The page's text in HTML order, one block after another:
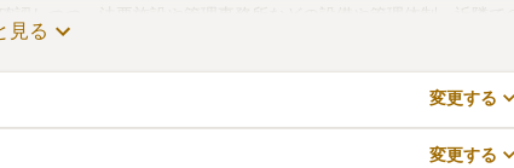
しつつ、法要施設や管理事務所などの設備や管理体制、近隣での
求や見学予約が無料でできますので、活用してみてください。
見る
変更する
変更する